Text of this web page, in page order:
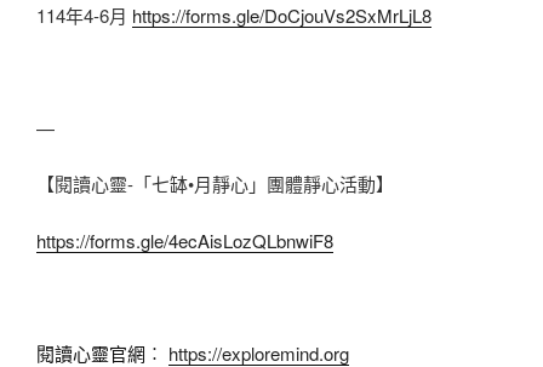
114年4-6月 https://forms.gle/DoCjouVs2SxMrLjL8
—
【閱讀心靈-「七缽•月靜心」團體靜心活動】
https://forms.gle/4ecAisLozQLbnwiF8
閱讀心靈官網︰ https://exploremind.org